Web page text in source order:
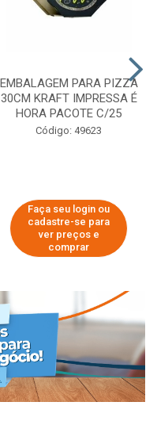
EMBALAGEM PARA PIZZA
30CM KRAFT IMPRESSA É
HORA PACOTE C/25
Código: 49623
Faça seu login ou
cadastre-se para
ver preços e
comprar